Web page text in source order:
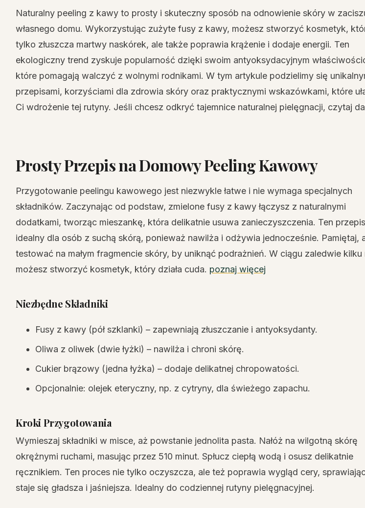
Naturalny peeling z kawy to prosty i skuteczny sposób na odnowienie skóry w
własnego domu. Wykorzystując zużyte fusy z kawy, możesz stworzyć kosmetyk,
tylko złuszcza martwy naskórek, ale także poprawia krążenie i dodaje energii. Ten
ekologiczny trend zyskuje popularność dzięki swoim antyoksydacyjnym
które pomagają walczyć z wolnymi rodnikami. W tym artykule podzielimy się
przepisami, korzyściami dla zdrowia skóry oraz praktycznymi wskazówkami, które
Ci wdrożenie tej rutyny. Jeśli chcesz odkryć tajemnice naturalnej pielęgnacji, czytaj
Prosty Przepis na Domowy Peeling Kawowy
Przygotowanie peelingu kawowego jest niezwykle łatwe i nie wymaga specjalnych
składników. Zaczynając od podstaw, zmielone fusy z kawy łączysz z naturalnymi
dodatkami, tworząc mieszankę, która delikatnie usuwa zanieczyszczenia. Ten
idealny dla osób z suchą skórą, ponieważ nawilża i odżywia jednocześnie. Pamiętaj,
testować na małym fragmencie skóry, by uniknąć podrażnień. W ciągu zaledwie kilku
możesz stworzyć kosmetyk, który działa cuda. poznaj więcej
Niezbędne Składniki
Fusy z kawy (pół szklanki) – zapewniają złuszczanie i antyoksydanty.
Oliwa z oliwek (dwie łyżki) – nawilża i chroni skórę.
Cukier brązowy (jedna łyżka) – dodaje delikatnej chropowatości.
Opcjonalnie: olejek eteryczny, np. z cytryny, dla świeżego zapachu.
Kroki Przygotowania
Wymieszaj składniki w misce, aż powstanie jednolita pasta. Nałóż na wilgotną skórę
okrężnymi ruchami, masując przez 510 minut. Spłucz ciepłą wodą i osusz delikatnie
ręcznikiem. Ten proces nie tylko oczyszcza, ale też poprawia wygląd cery,
staje się gładsza i jaśniejsza. Idealny do codziennej rutyny pielęgnacyjnej.